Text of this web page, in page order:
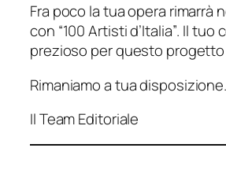
Fra poco la tua opera rimarrà
con “100 Artisti d’Italia”. Il tuo
prezioso per questo
Rimaniamo a tua disposizione.
Il Team Editoriale